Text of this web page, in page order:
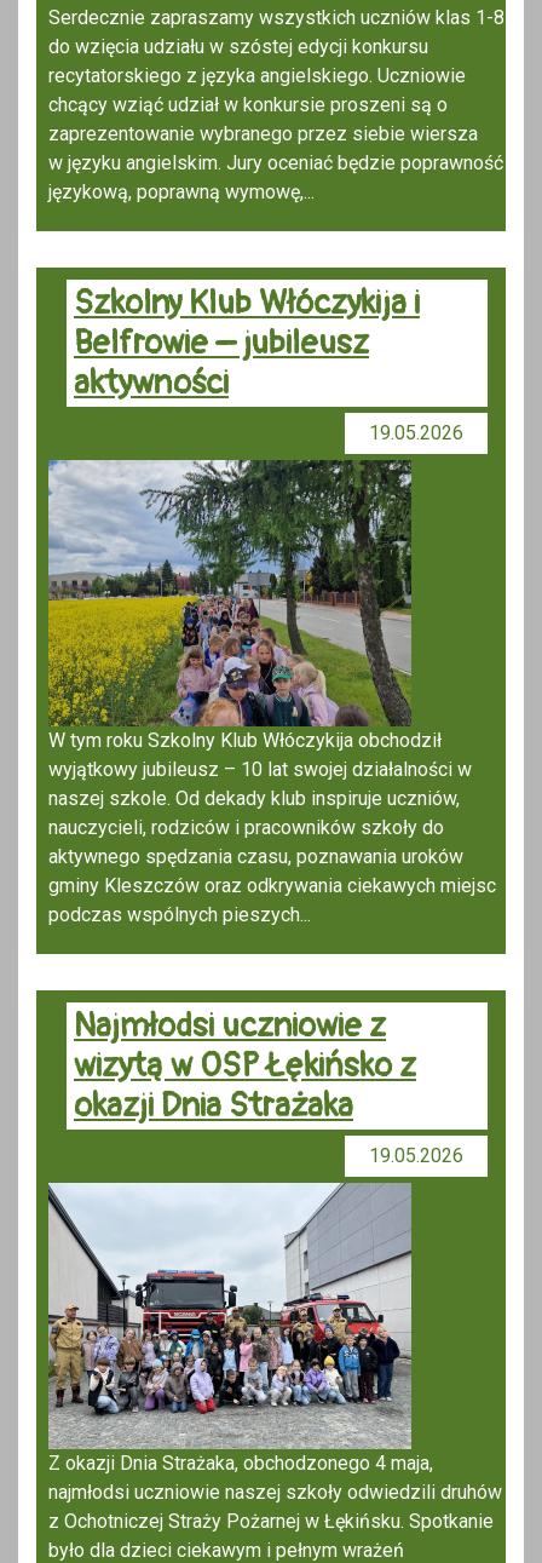
Serdecznie zapraszamy wszystkich uczniów klas 1-8
do wzięcia udziału w szóstej edycji konkursu
recytatorskiego z języka angielskiego. Uczniowie
chcący wziąć udział w konkursie proszeni są o
zaprezentowanie wybranego przez siebie wiersza
w języku angielskim. Jury oceniać będzie poprawność
językową, poprawną wymowę,...
Szkolny Klub Włóczykija i
Belfrowie – jubileusz
aktywności
19.05.2026
W tym roku Szkolny Klub Włóczykija obchodził
wyjątkowy jubileusz – 10 lat swojej działalności w
naszej szkole. Od dekady klub inspiruje uczniów,
nauczycieli, rodziców i pracowników szkoły do
aktywnego spędzania czasu, poznawania uroków
gminy Kleszczów oraz odkrywania ciekawych miejsc
podczas wspólnych pieszych...
Najmłodsi uczniowie z
wizytą w OSP Łękińsko z
okazji Dnia Strażaka
19.05.2026
Z okazji Dnia Strażaka, obchodzonego 4 maja,
najmłodsi uczniowie naszej szkoły odwiedzili druhów
z Ochotniczej Straży Pożarnej w Łękińsku. Spotkanie
było dla dzieci ciekawym i pełnym wrażeń